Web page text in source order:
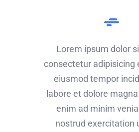
Lorem ipsum dolor
consectetur adipisicing
eiusmod tempor
labore et dolore
enim ad minim
nostrud exercitation